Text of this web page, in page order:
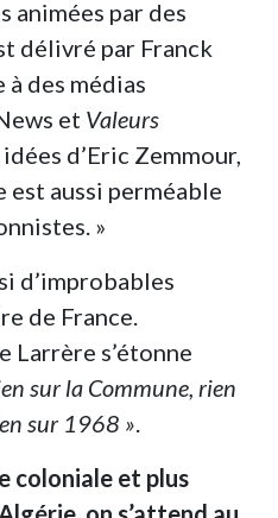
animées par des
délivré par Franck
des médias
et Valeurs
d’Eric Zemmour,
aussi perméable
»
d’improbables
de France.
Larrère s’étonne
sur la Commune, rien
sur 1968 ».
coloniale et plus